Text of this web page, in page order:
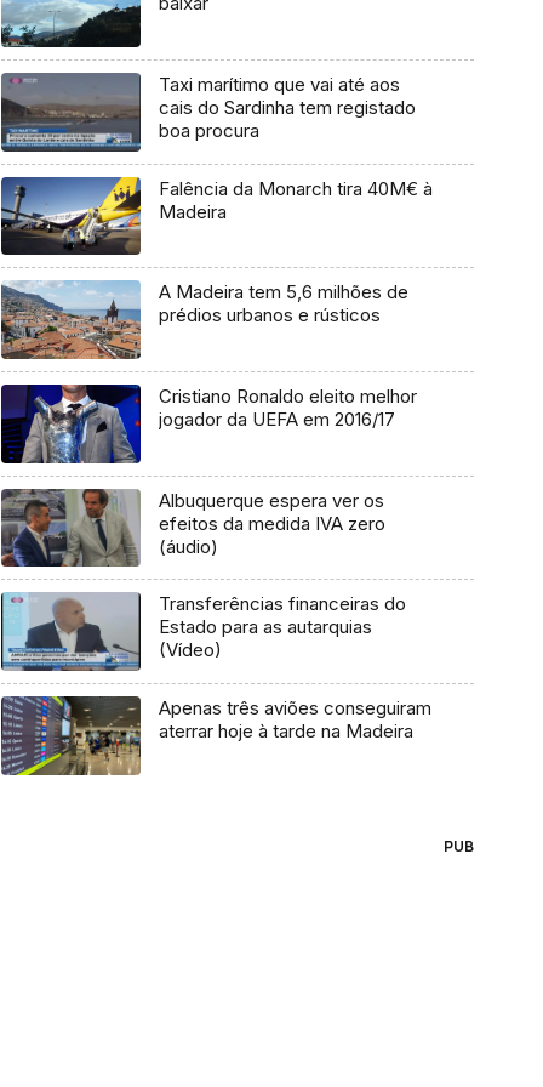
Taxi marítimo que vai até aos
cais do Sardinha tem registado
boa procura
Falência da Monarch tira 40M€ à
Madeira
A Madeira tem 5,6 milhões de
prédios urbanos e rústicos
Cristiano Ronaldo eleito melhor
jogador da UEFA em 2016/17
Albuquerque espera ver os
efeitos da medida IVA zero
(áudio)
Transferências financeiras do
Estado para as autarquias
(Vídeo)
Apenas três aviões conseguiram
aterrar hoje à tarde na Madeira
PUB